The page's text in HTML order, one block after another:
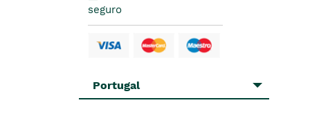
seguro
Portugal